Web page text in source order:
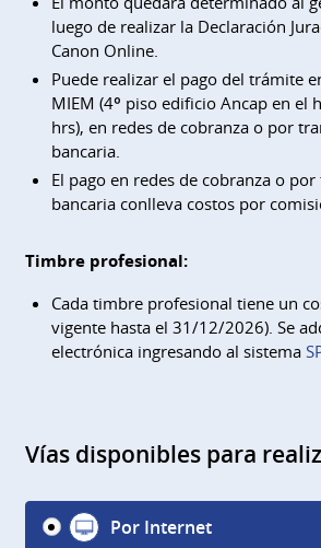
luego de realizar la Declaración
Canon Online.
Puede realizar el pago del trámite
MIEM (4º piso edificio Ancap en el
hrs), en redes de cobranza o por
bancaria.
El pago en redes de cobranza o
bancaria conlleva costos por
Timbre profesional:
Cada timbre profesional tiene un
vigente hasta el 31/12/2026). Se
electrónica ingresando al sistema
Vías disponibles para
Por Internet